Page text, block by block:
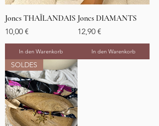
Joncs THAÏLANDAIS
Preis
10,00 €
In den Warenkorb
Joncs DIAMANTS
Preis
12,90 €
In den Warenkorb
SOLDES